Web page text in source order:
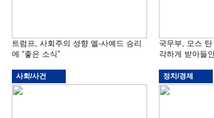
트럼프, 사회주의 성향 엘-사예드 승리
에 “좋은 소식”
국무부, 모스
각하게 받아들
사회/사건 정치/경제